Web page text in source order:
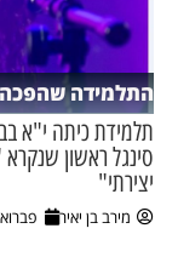
עסקים
התלמידה
תלמידת כיתה י"א
סינגל ראשון
יצירתי"
מירב בן יאיר פברואר 13,